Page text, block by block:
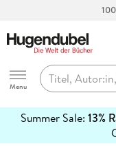
Hugendubel
Menu
Summer Sale: 13%